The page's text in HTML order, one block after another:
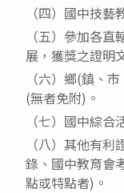
（四）國中技
（五）參加各
展，獲獎之證明
（六）鄉(鎮、
(無者免附)。
（七）國中綜
（八）其他有
錄、國中教育會
點或特點者)。